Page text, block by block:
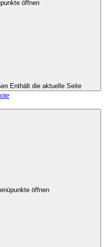
öffnen
Enthält die aktuelle Seite
öffnen